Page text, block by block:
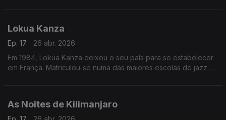
Lokua Kanza
Ep. 17
26 abr. 2026
Em 1984, Lokua Kanza deixou o seu país para se estabelecer
em França. Matriculou-se numa das maiores escolas de jazz da
As Noites de Kilimanjaro